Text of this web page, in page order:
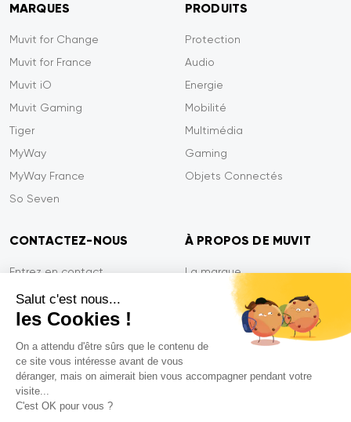
Salut c'est nous...
les Cookies !
On a attendu d'être sûrs que le contenu de
ce site vous intéresse avant de vous
déranger, mais on aimerait bien vous accompagner pendant votre
visite...
C'est OK pour vous ?
MARQUES
Muvit for Change
Muvit for France
Muvit iO
Muvit Gaming
Tiger
MyWay
MyWay France
So Seven
PRODUITS
Protection
Audio
Energie
Mobilité
Multimédia
Gaming
Objets Connectés
CONTACTEZ-NOUS
Entrez en contact
Paiement sécurisé
Efficacité du service
Garantie Tiger
FAQ
À PROPOS DE MUVIT
La marque
Confidentialité
Contactez-nous